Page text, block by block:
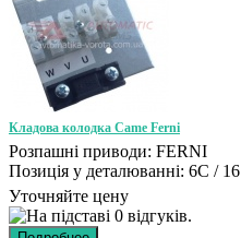
Кладова колодка Came Ferni
Розпашні приводи: FERNI
Позиція у деталюванні: 6C / 16
Уточняйте цену